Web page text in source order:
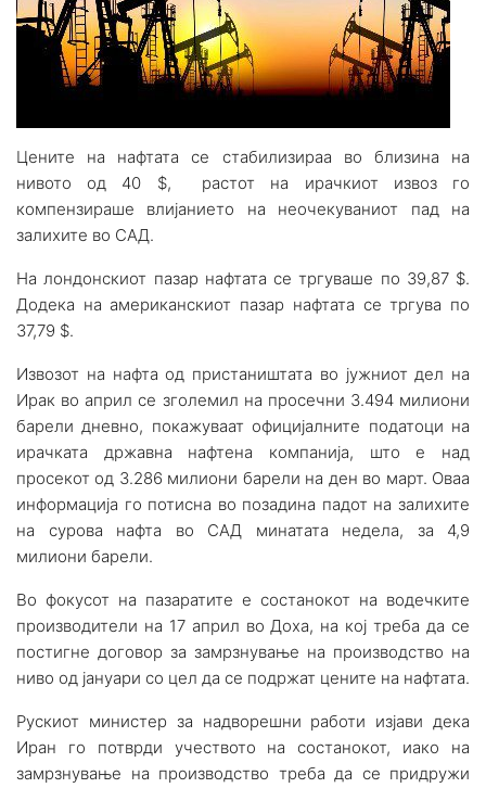
Цените на нафтата се стабилизираа во близина на
нивото од 40 $, растот на ирачкиот извоз го
компензираше влијанието на неочекуваниот пад на
залихите во САД.
На лондонскиот пазар нафтата се тргуваше по 39,87 $.
Додека на американскиот пазар нафтата се тргува по
37,79 $.
Извозот на нафта од пристаништата во јужниот дел на
Ирак во април се зголемил на просечни 3.494 милиони
барели дневно, покажуваат официјалните податоци на
ирачката државна нафтена компанија, што е над
просекот од 3.286 милиони барели на ден во март. Оваа
информација го потисна во позадина падот на залихите
на сурова нафта во САД минатата недела, за 4,9
милиони барели.
Во фокусот на пазаратите е состанокот на водечките
производители на 17 април во Доха, на кој треба да се
постигне договор за замрзнување на производство на
ниво од јануари со цел да се подржат цените на нафтата.
Рускиот министер за надворешни работи изјави дека
Иран го потврди учеството на состанокот, иако на
замрзнување на производство треба да се придружи